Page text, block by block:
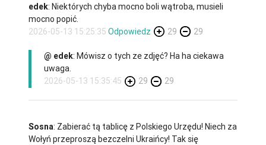
edek: Niektórych chyba mocno boli wątroba, musieli
mocno popić.
2026-05-13 15:25:35 Odpowiedz 29 29
@ edek: Mówisz o tych ze zdjęć? Ha ha ciekawa
uwaga.
2026-05-13 15:35:45
29 29
Sosna: Zabierać tą tablicę z Polskiego Urzędu! Niech za
Wołyń przeproszą bezczelni Ukraińcy! Tak się